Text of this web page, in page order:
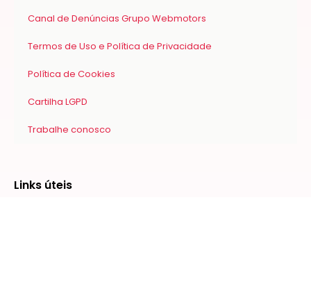
Canal de Denúncias Grupo Webmotors
Termos de Uso e Política de Privacidade
Política de Cookies
Cartilha LGPD
Trabalhe conosco
Links úteis